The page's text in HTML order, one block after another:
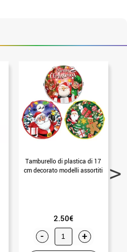
Tamburello di plastica di 17
cm decorato modelli assortiti
2.50€
- +